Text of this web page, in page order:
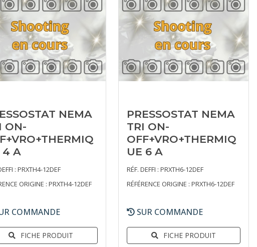
NEMA
ON-
4 A
: PRXTH4-12DEF
ORIGINE : PRXTH4-12DEF
COMMANDE
FICHE PRODUIT
PRESSOSTAT NEMA
TRI ON-
OFF+VRO+THERMIQ
UE 6 A
RÉF. DEFFI : PRXTH6-12DEF
RÉFÉRENCE ORIGINE : PRXTH6-12DEF
SUR COMMANDE
FICHE PRODUIT